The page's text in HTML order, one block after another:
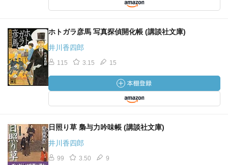
ホトガラ彦馬 写真探偵開化帳 (講談社文庫)
井川香四郎
115 3.15 15
日照り草 梟与力吟味帳 (講談社文庫)
井川香四郎
99 3.50 9